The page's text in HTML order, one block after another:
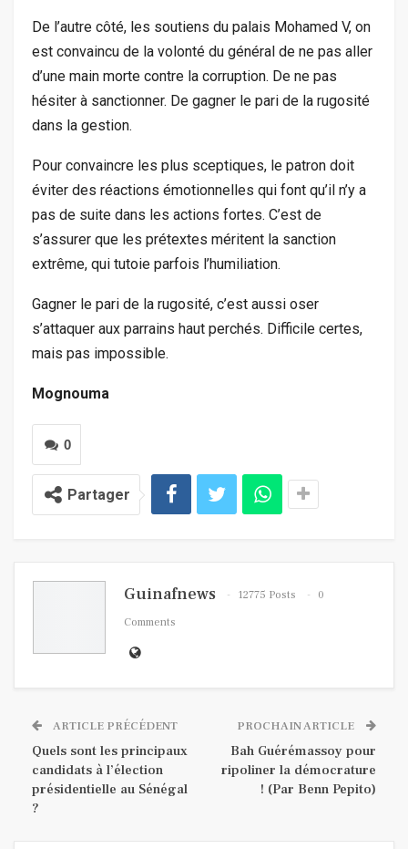
De l’autre côté, les soutiens du palais Mohamed V, on
est convaincu de la volonté du général de ne pas aller
d’une main morte contre la corruption. De ne pas
hésiter à sanctionner. De gagner le pari de la rugosité
dans la gestion.
Pour convaincre les plus sceptiques, le patron doit
éviter des réactions émotionnelles qui font qu’il n’y a
pas de suite dans les actions fortes. C’est de
s’assurer que les prétextes méritent la sanction
extrême, qui tutoie parfois l’humiliation.
Gagner le pari de la rugosité, c’est aussi oser
s’attaquer aux parrains haut perchés. Difficile certes,
mais pas impossible.
Mognouma
0
Partager
Guinafnews 12775 Posts
0
Comments
ARTICLE PRÉCÉDENT
Quels sont les principaux
candidats à l’élection
présidentielle au Sénégal
?
PROCHAIN ARTICLE
Bah Guérémassoy pour
ripoliner la démocrature
! (Par Benn Pepito)